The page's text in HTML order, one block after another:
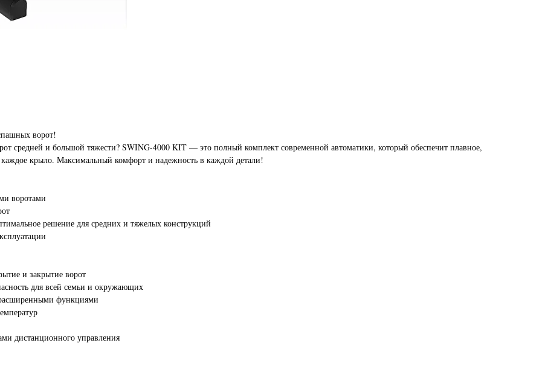
ворот!
средней и большой тяжести? SWING-4000 KIT — это полный комплект современной автоматики, который обеспечит плавное,
крыло. Максимальный комфорт и надежность в каждой детали!
воротами
решение для средних и тяжелых конструкций
и закрытие ворот
для всей семьи и окружающих
функциями
дистанционного управления